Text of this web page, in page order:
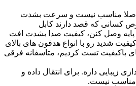
اصلا مناسب نیست و سرعت بشدت
کسانی که قصد دارند کابل
پایه وصل کنن، کیفیت صدا بشدت افت
شدید رو با انواع هدفون های بالای
های باکیفیت تست کردیم، متاسفانه فرقی
زیبایی داره. برای انتقال داده و
نیست.